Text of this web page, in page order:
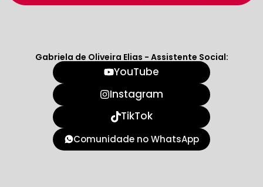
Gabriela de Oliveira Elias - Assistente Social:
YouTube
Instagram
TikTok
Comunidade no WhatsApp